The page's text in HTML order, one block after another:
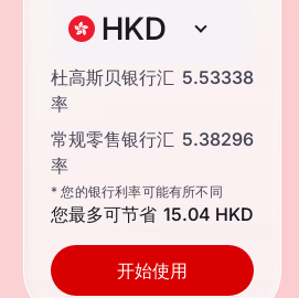
HKD
杜高斯贝银行汇
率
5.53338
常规零售银行汇
率
5.38296
* 您的银行利率可能有所不同
您最多可节省 15.04 HKD
开始使用